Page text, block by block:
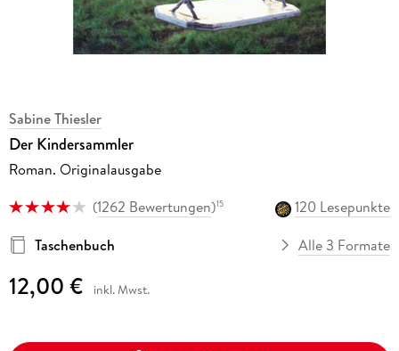
Sabine Thiesler
Der Kindersammler
Roman. Originalausgabe
(1262 Bewertungen)15
120 Lesepunkte
Taschenbuch
Alle 3 Formate
12,00 € inkl. Mwst.